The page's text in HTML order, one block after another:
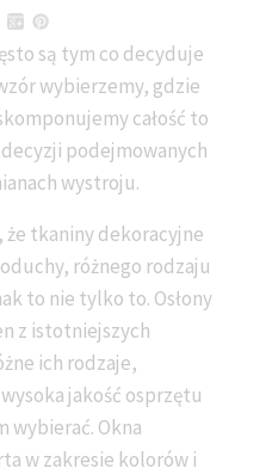
są tym co decyduje
wybierzemy, gdzie
całość to
podejmowanych
wystroju.
że tkaniny dekoracyjne
różnego rodzaju
to nie tylko to. Osłony
z istotniejszych
ich rodzaje,
jakość osprzętu
wybierać. Okna
w zakresie kolorów i